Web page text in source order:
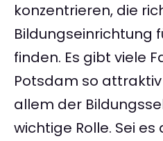
konzentrieren, die
Bildungseinrichtung
finden. Es gibt viele
Potsdam so
allem der
wichtige Rolle. Sei es